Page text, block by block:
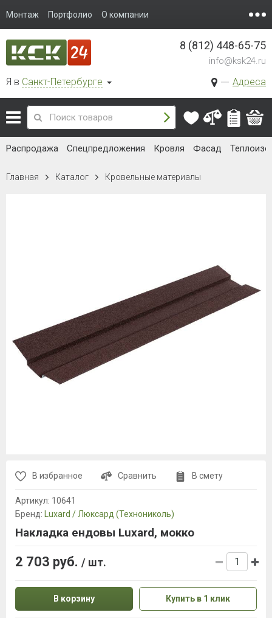
Монтаж Портфолио О компании
Я в Санкт-Петербурге Адреса
8 (812) 448-65-75
info@ksk24.ru
Распродажа Спецпредложения Кровля Фасад
Главная Каталог Кровельные материалы
В избранное Сравнить В смету
Артикул: 10641
Бренд:
Luxard / Люксард (Технониколь)
Накладка ендовы Luxard, мокко
2 703 руб. / шт.
В корзину Купить в 1 клик